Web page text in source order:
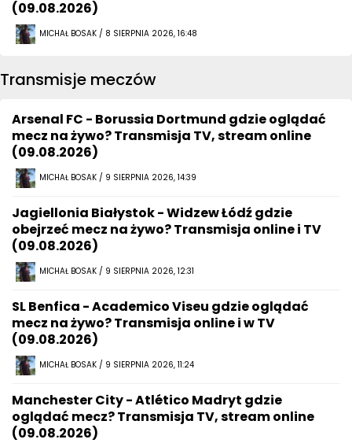
(09.08.2026)
MICHAŁ BOSAK / 8 SIERPNIA 2026, 16:48
Transmisje meczów
Arsenal FC - Borussia Dortmund gdzie oglądać
mecz na żywo? Transmisja TV, stream online
(09.08.2026)
MICHAŁ BOSAK / 9 SIERPNIA 2026, 14:39
Jagiellonia Białystok - Widzew Łódź gdzie
obejrzeć mecz na żywo? Transmisja online i TV
(09.08.2026)
MICHAŁ BOSAK / 9 SIERPNIA 2026, 12:31
SL Benfica - Academico Viseu gdzie oglądać
mecz na żywo? Transmisja online i w TV
(09.08.2026)
MICHAŁ BOSAK / 9 SIERPNIA 2026, 11:24
Manchester City - Atlético Madryt gdzie
oglądać mecz? Transmisja TV, stream online
(09.08.2026)